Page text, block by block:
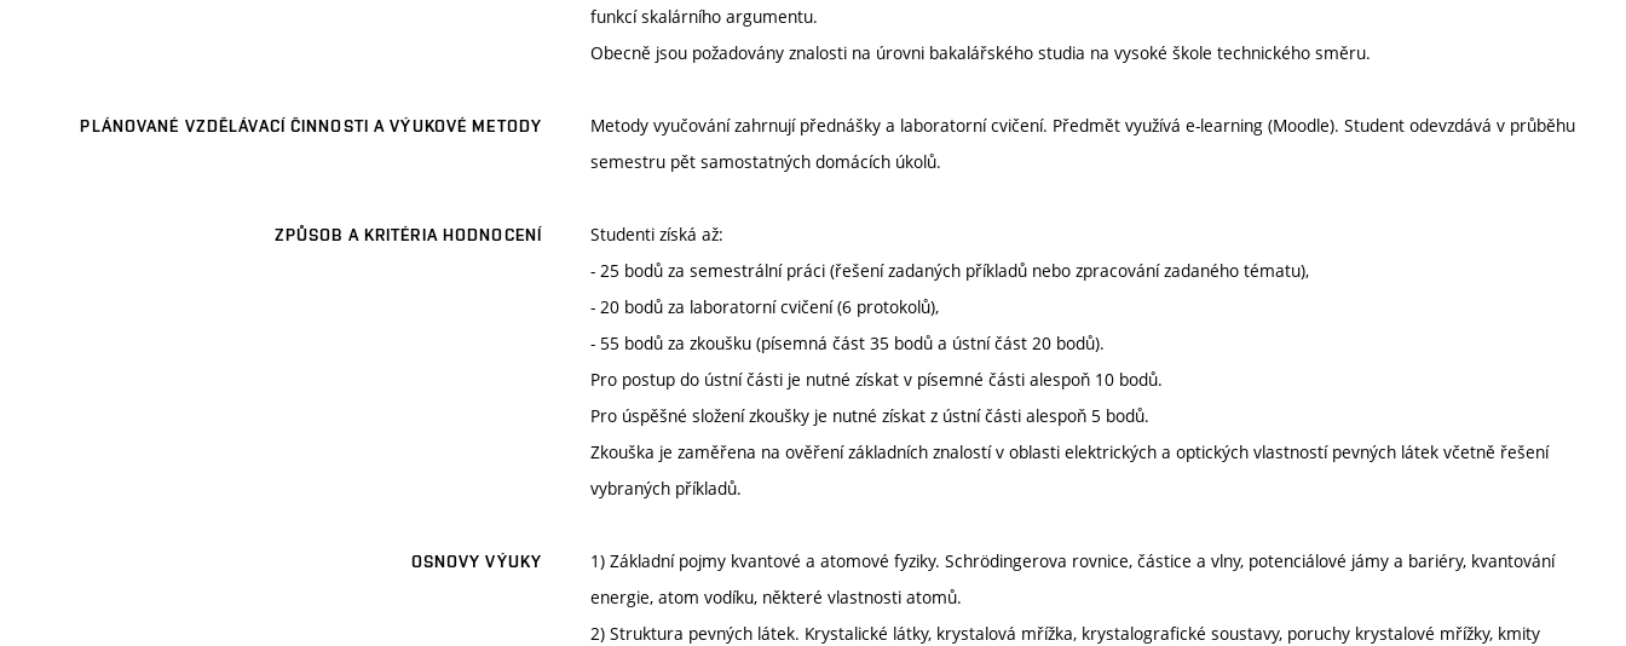
funkcí skalárního argumentu.
Obecně jsou požadovány znalosti na úrovni bakalářského studia na vysoké škole technického směru.
PLÁNOVANÉ VZDĚLÁVACÍ ČINNOSTI A VÝUKOVÉ METODY
Metody vyučování zahrnují přednášky a laboratorní cvičení. Předmět využívá e-learning (Moodle). Student odevzdává v průběhu
semestru pět samostatných domácích úkolů.
ZPŮSOB A KRITÉRIA HODNOCENÍ
Studenti získá až:
- 25 bodů za semestrální práci (řešení zadaných příkladů nebo zpracování zadaného tématu),
- 20 bodů za laboratorní cvičení (6 protokolů),
- 55 bodů za zkoušku (písemná část 35 bodů a ústní část 20 bodů).
Pro postup do ústní části je nutné získat v písemné části alespoň 10 bodů.
Pro úspěšné složení zkoušky je nutné získat z ústní části alespoň 5 bodů.
Zkouška je zaměřena na ověření základních znalostí v oblasti elektrických a optických vlastností pevných látek včetně řešení
vybraných příkladů.
OSNOVY VÝUKY
1) Základní pojmy kvantové a atomové fyziky. Schrödingerova rovnice, částice a vlny, potenciálové jámy a bariéry, kvantování
energie, atom vodíku, některé vlastnosti atomů.
2) Struktura pevných látek. Krystalické látky, krystalová mřížka, krystalografické soustavy, poruchy krystalové mřížky, kmity